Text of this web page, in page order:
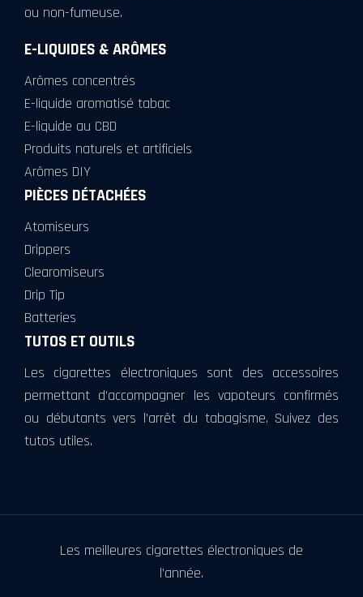
ou non-fumeuse.
E-LIQUIDES & ARÔMES
Arômes concentrés
E-liquide aromatisé tabac
E-liquide au CBD
Produits naturels et artificiels
Arômes DIY
PIÈCES DÉTACHÉES
Atomiseurs
Drippers
Clearomiseurs
Drip Tip
Batteries
TUTOS ET OUTILS
Les cigarettes électroniques sont des accessoires
permettant d’accompagner les vapoteurs confirmés
ou débutants vers l’arrêt du tabagisme. Suivez des
tutos utiles.
Les meilleures cigarettes électroniques de
l’année.